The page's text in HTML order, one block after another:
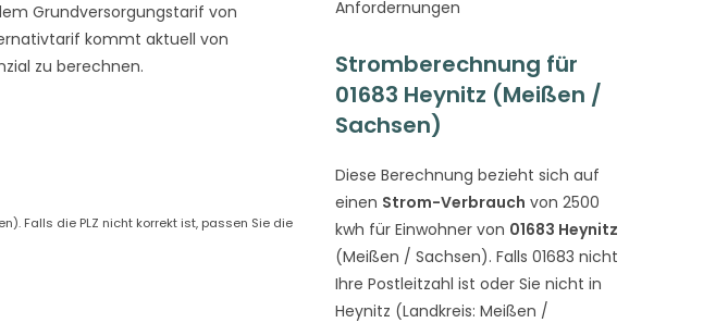
Grundversorgungstarif von
kommt aktuell von
zu berechnen.
Falls die PLZ nicht korrekt ist, passen Sie die
Anfordernungen
Stromberechnung für
01683 Heynitz (Meißen /
Sachsen)
Diese Berechnung bezieht sich auf
einen Strom-Verbrauch von 2500
kwh für Einwohner von 01683 Heynitz
(Meißen / Sachsen). Falls 01683 nicht
Ihre Postleitzahl ist oder Sie nicht in
Heynitz (Landkreis: Meißen /